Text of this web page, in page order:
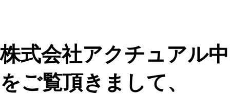
株式会社アクチュアル
をご覧頂きまして、